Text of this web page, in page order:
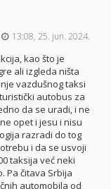
13:08, 25. jun. 2024.
kao što je
ali izgleda ništa
vazdušnog taksi
autobus za
da se uradi, i ne
opet i jesu i nisu
razradi do tog
i da se usvoji
taksija već neki
Pa čitava Srbija
automobila od